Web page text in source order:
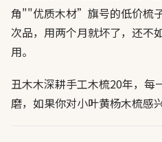
角""优质木材”旗号的低价梳
次品，用两个月就坏了，还不
用。
丑木木深耕手工木梳20年，每
磨，如果你对小叶黄杨木梳感